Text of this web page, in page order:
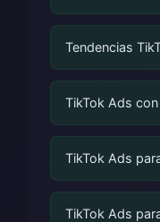
Tendencias
TikTok Ads
TikTok Ads
TikTok Ads